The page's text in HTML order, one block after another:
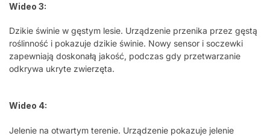
Wideo 3:
Dzikie świnie w gęstym lesie. Urządzenie przenika przez gęstą
roślinność i pokazuje dzikie świnie. Nowy sensor i soczewki
zapewniają doskonałą jakość, podczas gdy przetwarzanie
odkrywa ukryte zwierzęta.
Wideo 4:
Jelenie na otwartym terenie. Urządzenie pokazuje jelenie